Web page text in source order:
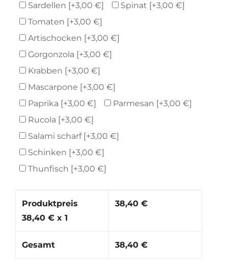
Sardellen [+3,00 €] Spinat [+3,00 €]
Tomaten [+3,00 €]
Artischocken [+3,00 €]
Gorgonzola [+3,00 €]
Krabben [+3,00 €]
Mascarpone [+3,00 €]
Paprika [+3,00 €] Parmesan [+3,00 €]
Rucola [+3,00 €]
Salami scharf [+3,00 €]
Schinken [+3,00 €]
Thunfisch [+3,00 €]
Produktpreis
38,40 € x 1
38,40 €
Gesamt 38,40 €